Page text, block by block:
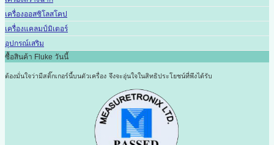
เครื่องออสซิโลสโคป
เครื่องแคลมป์มิเตอร์
อุปกรณ์เสริม
ซื้อสินค้า Fluke วันนี้
ต้องมั่นใจว่ามีสติ๊กเกอร์นี้บนตัวเครื่อง จึงจะอุ่นใจในสิทธิประโยชน์ที่พึงได้รับ